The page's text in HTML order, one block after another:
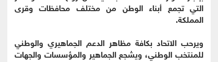
التي تجمع أبناء الوطن من مختلف محافظات وقرى
المملكة.
ويرحب الاتحاد بكافة مظاهر الدعم الجماهيري والوطني
للمنتخب الوطني، ويشجع الجماهير والمؤسسات والجهات